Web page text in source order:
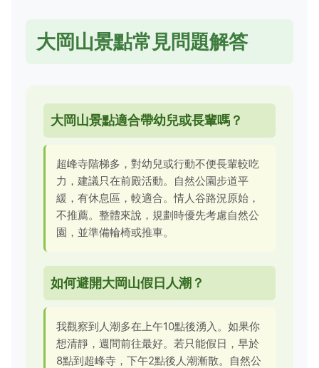
大岡山景點常見問題解答
大岡山景點適合帶幼兒或長輩嗎？
超峰寺階梯多，對幼兒或行動不便長輩較吃
力，建議只在前殿活動。自然公園步道平
緩，有休息區，較適合。情人谷路況原始，
不推薦。整體來說，規劃時優先考慮自然公
園，並準備輪椅或推車。
如何避開大岡山假日人潮？
我觀察到人潮多在上午10點後湧入。如果你
想清靜，週間前往最好。若只能假日，早於
8點到超峰寺，下午2點後人潮漸散。自然公